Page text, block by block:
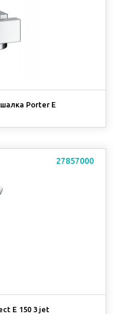
Porter E
27857000
E 150 3 jet